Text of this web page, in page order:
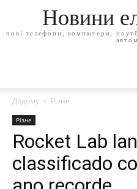
Новини
нові телефони, компютери,
Додому Різне
Різне
Rocket Lab
classificado